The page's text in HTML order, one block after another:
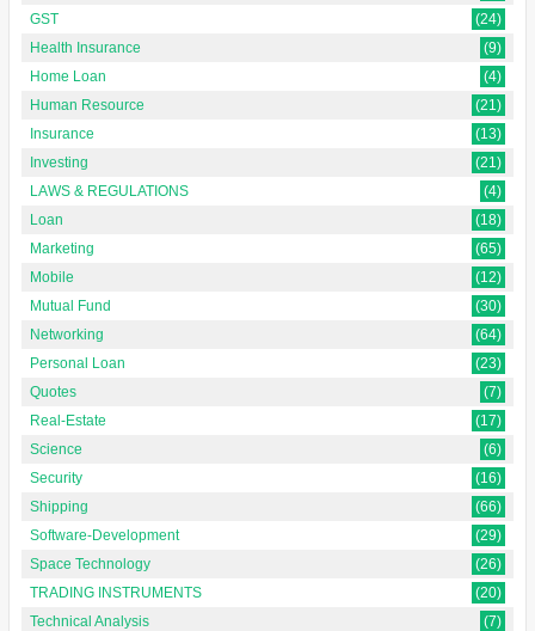
GST
(24)
Health Insurance
(9)
Home Loan
(4)
Human Resource
(21)
Insurance
(13)
Investing
(21)
LAWS & REGULATIONS
(4)
Loan
(18)
Marketing
(65)
Mobile
(12)
Mutual Fund
(30)
Networking
(64)
Personal Loan
(23)
Quotes
(7)
Real-Estate
(17)
Science
(6)
Security
(16)
Shipping
(66)
Software-Development
(29)
Space Technology
(26)
TRADING INSTRUMENTS
(20)
Technical Analysis
(7)